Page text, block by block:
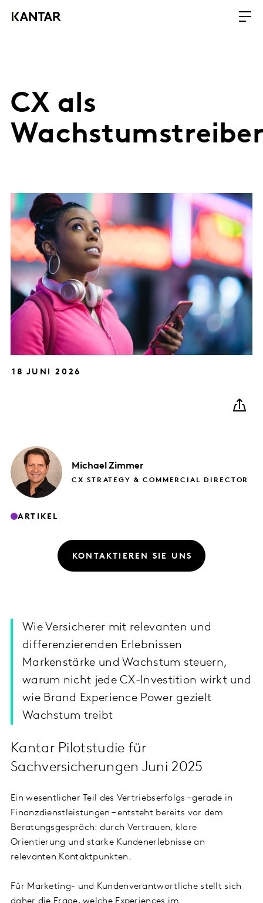
CX als
18 JUNI 2026
Michael Zimmer
CX STRATEGY & COMMERCIAL DIRECTOR
ARTIKEL
KONTAKTIEREN SIE UNS
Wie Versicherer mit relevanten und
differenzierenden Erlebnissen
Markenstärke und Wachstum steuern,
warum nicht jede CX-Investition wirkt und
wie Brand Experience Power gezielt
Wachstum treibt
Kantar Pilotstudie für
Sachversicherungen Juni 2025
Ein wesentlicher Teil des Vertriebserfolgs – gerade in
Finanzdienstleistungen – entsteht bereits vor dem
Beratungsgespräch: durch Vertrauen, klare
Orientierung und starke Kundenerlebnisse an
relevanten Kontaktpunkten.
Für Marketing- und Kundenverantwortliche stellt sich